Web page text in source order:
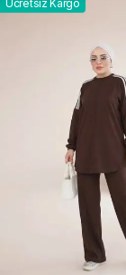
Ücretsiz Kargo